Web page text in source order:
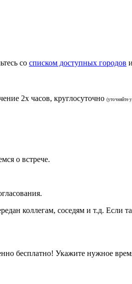
со списком доступных городов
2х часов, круглосуточно (уточняйте
о встрече.
коллегам, соседям и т.д.
бесплатно! Укажите нужное